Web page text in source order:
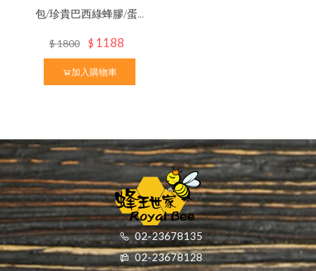
包/珍貴巴西綠蜂膠/蛋...
$1800 $ 1188
加入購物車
02-23678135
02-23678128